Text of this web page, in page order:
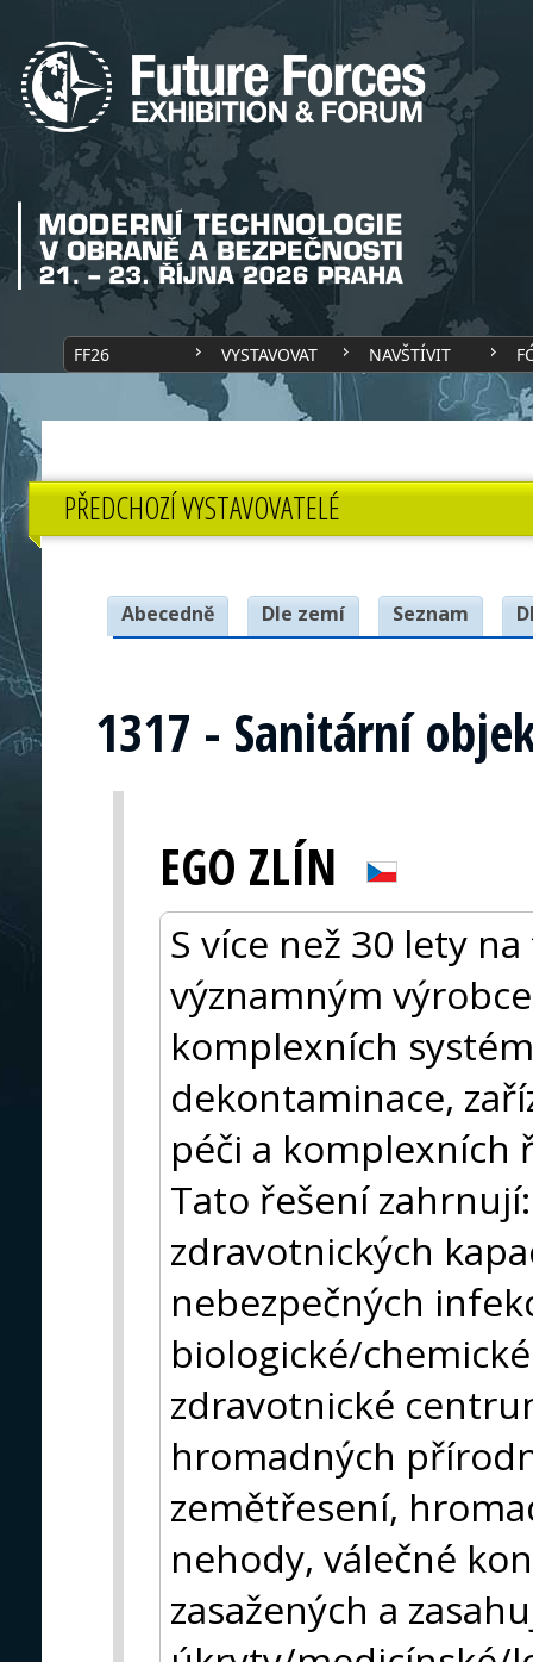
FF26 VYSTAVOVAT NAVŠTÍVIT
PŘEDCHOZÍ VYSTAVOVATELÉ
Abecedně Dle zemí Seznam
1317 - Sanitární
EGO ZLÍN
S více než 30 lety
významným
komplexních
dekontaminace,
péči a komplexních
Tato řešení
zdravotnických
nebezpečných
biologické/
zdravotnické
hromadných
zemětřesení,
nehody, válečné
zasažených a